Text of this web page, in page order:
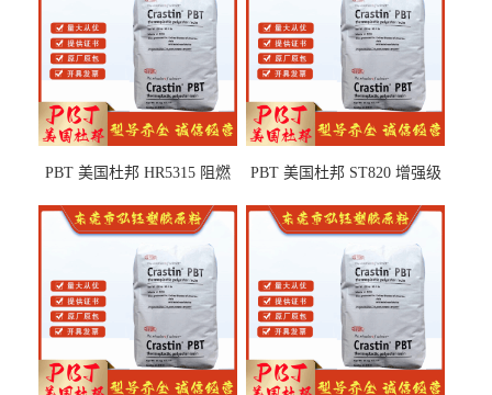
PBT 美国杜邦 HR5315 阻燃
部件
PBT 美国杜邦 ST820 增强级